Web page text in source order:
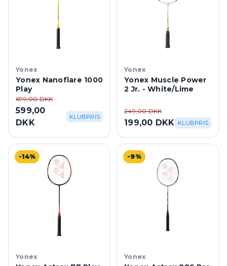
Yonex
Yonex Nanoflare 1000
Play
699,00 DKK
599,00
DKK
KLUBPRIS
Yonex
Yonex Muscle Power
2 Jr. - White/Lime
249,00 DKK
199,00 DKK KLUBPRIS
-14%
Yonex
-9%
Yonex